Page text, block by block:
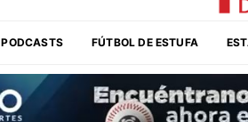
PODCASTS FÚTBOL DE ESTUFA